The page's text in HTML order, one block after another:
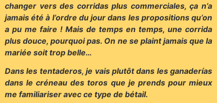
changer vers des corridas plus commerciales, ça n’a
jamais été à l’ordre du jour dans les propositions qu’on
a pu me faire ! Mais de temps en temps, une corrida
plus douce, pourquoi pas. On ne se plaint jamais que la
mariée soit trop belle…
Dans les tentaderos, je vais plutôt dans les ganaderías
dans le créneau des toros que je prends pour mieux
me familiariser avec ce type de bétail.